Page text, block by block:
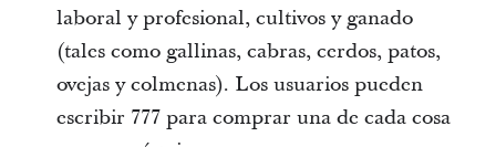
laboral y profesional, cultivos y ganado
(tales como gallinas, cabras, cerdos, patos,
ovejas y colmenas). Los usuarios pueden
escribir 777 para comprar una de cada cosa